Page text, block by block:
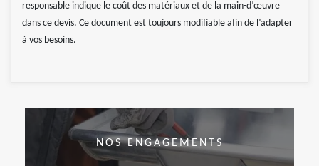
responsable indique le coût des matériaux et de la main-d’œuvre
dans ce devis. Ce document est toujours modifiable afin de l’adapter
à vos besoins.
NOS ENGAGEMENTS